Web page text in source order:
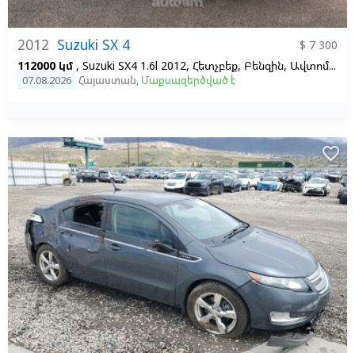
2012 Suzuki SX 4
$ 7 300
112000 կմ , Suzuki SX4 1.6l 2012, Հետչբեք, Բենզին, Ավտոմատ, Ձախ,
07.08.2026 Հայաստան, Մաքսազերծված է
favorite_border